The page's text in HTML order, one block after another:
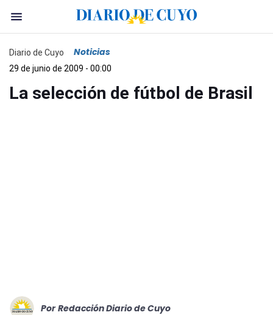
Diario de Cuyo Noticias
29 de junio de 2009 - 00:00
La selección de fútbol de Brasil
Por Redacción Diario de Cuyo